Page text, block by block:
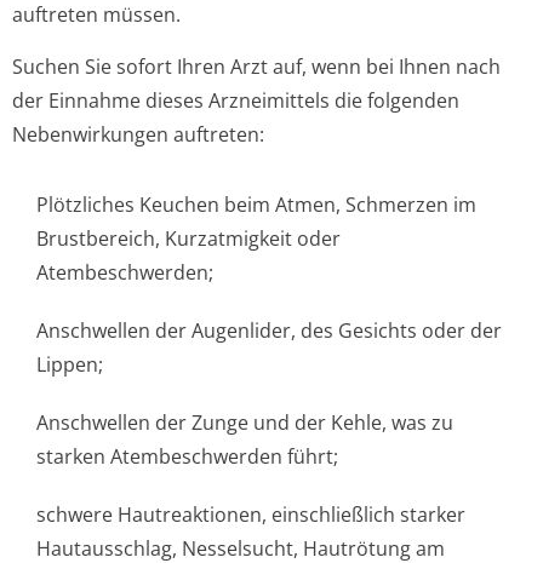
auftreten müssen.
Suchen Sie sofort Ihren Arzt auf, wenn bei Ihnen nach
der Einnahme dieses Arzneimittels die folgenden
Nebenwirkungen auftreten:
Plötzliches Keuchen beim Atmen, Schmerzen im
Brustbereich, Kurzatmigkeit oder
Atembeschwerden;
Anschwellen der Augenlider, des Gesichts oder der
Lippen;
Anschwellen der Zunge und der Kehle, was zu
starken Atembeschwerden führt;
schwere Hautreaktionen, einschließlich starker
Hautausschlag, Nesselsucht, Hautrötung am